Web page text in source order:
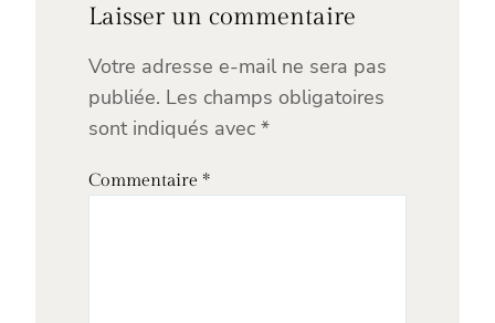
Laisser un commentaire
Votre adresse e-mail ne sera pas
publiée. Les champs obligatoires
sont indiqués avec *
Commentaire *